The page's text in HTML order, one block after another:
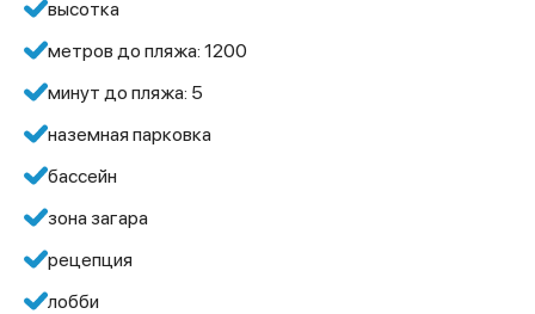
высотка
метров до пляжа: 1200
минут до пляжа: 5
наземная парковка
бассейн
зона загара
рецепция
лобби